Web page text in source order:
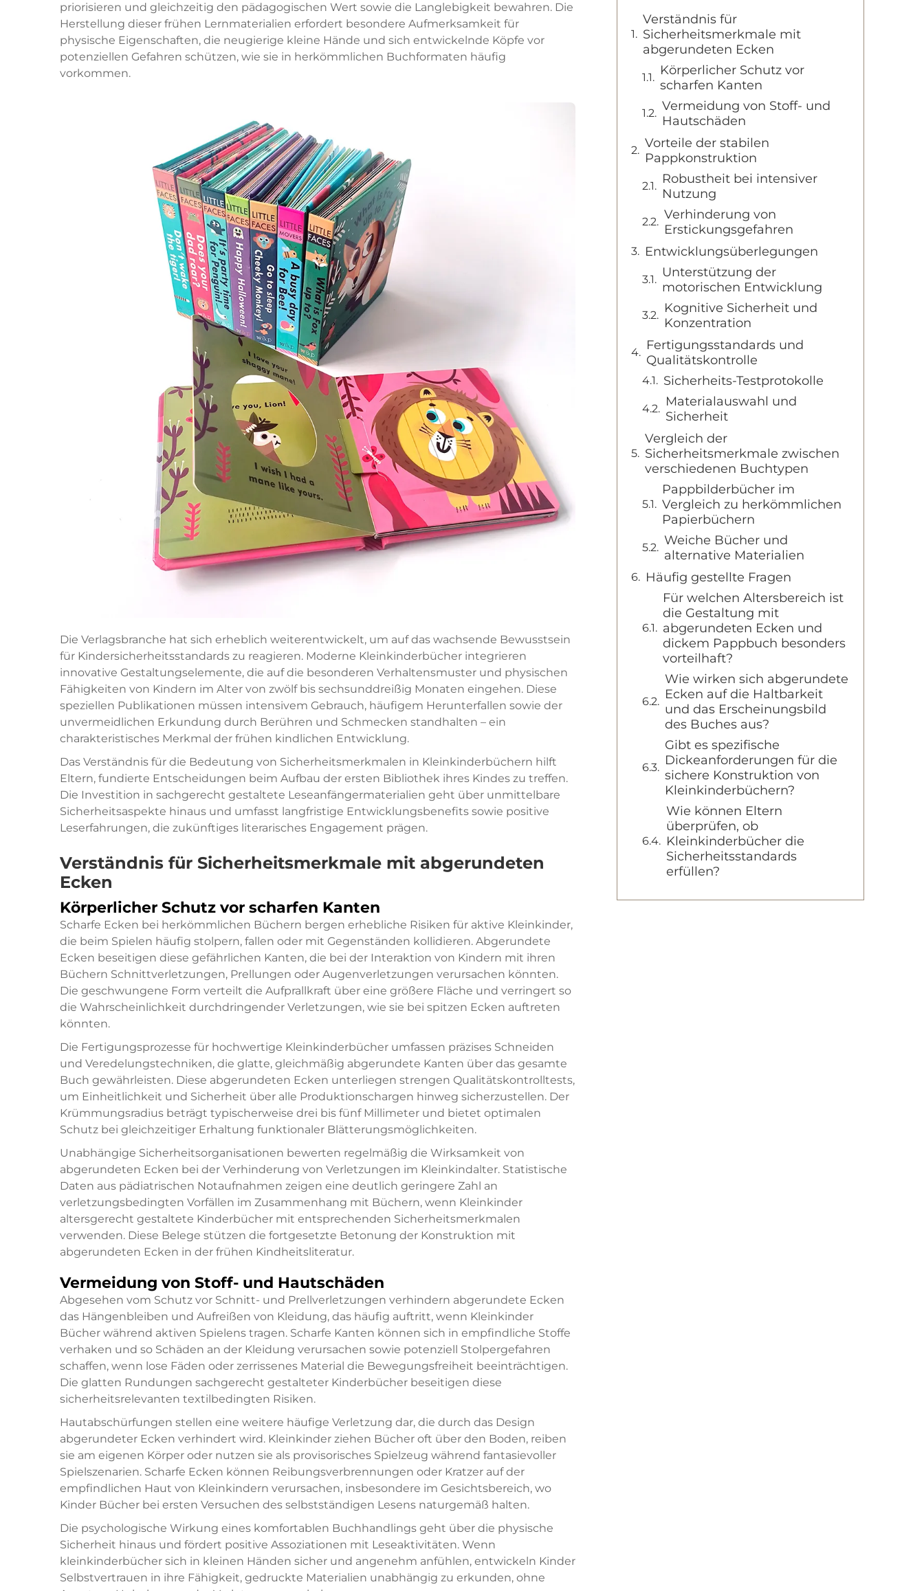
priorisieren und gleichzeitig den pädagogischen Wert sowie die Langlebigkeit bewahren. Die
Herstellung dieser frühen Lernmaterialien erfordert besondere Aufmerksamkeit für
physische Eigenschaften, die neugierige kleine Hände und sich entwickelnde Köpfe vor
potenziellen Gefahren schützen, wie sie in herkömmlichen Buchformaten häufig
vorkommen.
Die Verlagsbranche hat sich erheblich weiterentwickelt, um auf das wachsende Bewusstsein
für Kindersicherheitsstandards zu reagieren. Moderne Kleinkinderbücher integrieren
innovative Gestaltungselemente, die auf die besonderen Verhaltensmuster und physischen
Fähigkeiten von Kindern im Alter von zwölf bis sechsunddreißig Monaten eingehen. Diese
speziellen Publikationen müssen intensivem Gebrauch, häufigem Herunterfallen sowie der
unvermeidlichen Erkundung durch Berühren und Schmecken standhalten – ein
charakteristisches Merkmal der frühen kindlichen Entwicklung.
Das Verständnis für die Bedeutung von Sicherheitsmerkmalen in Kleinkinderbüchern hilft
Eltern, fundierte Entscheidungen beim Aufbau der ersten Bibliothek ihres Kindes zu treffen.
Die Investition in sachgerecht gestaltete Leseanfängermaterialien geht über unmittelbare
Sicherheitsaspekte hinaus und umfasst langfristige Entwicklungsbenefits sowie positive
Leserfahrungen, die zukünftiges literarisches Engagement prägen.
Verständnis für Sicherheitsmerkmale mit abgerundeten
Ecken
Körperlicher Schutz vor scharfen Kanten
Scharfe Ecken bei herkömmlichen Büchern bergen erhebliche Risiken für aktive Kleinkinder,
die beim Spielen häufig stolpern, fallen oder mit Gegenständen kollidieren. Abgerundete
Ecken beseitigen diese gefährlichen Kanten, die bei der Interaktion von Kindern mit ihren
Büchern Schnittverletzungen, Prellungen oder Augenverletzungen verursachen könnten.
Die geschwungene Form verteilt die Aufprallkraft über eine größere Fläche und verringert so
die Wahrscheinlichkeit durchdringender Verletzungen, wie sie bei spitzen Ecken auftreten
könnten.
Die Fertigungsprozesse für hochwertige Kleinkinderbücher umfassen präzises Schneiden
und Veredelungstechniken, die glatte, gleichmäßig abgerundete Kanten über das gesamte
Buch gewährleisten. Diese abgerundeten Ecken unterliegen strengen Qualitätskontrolltests,
um Einheitlichkeit und Sicherheit über alle Produktionschargen hinweg sicherzustellen. Der
Krümmungsradius beträgt typischerweise drei bis fünf Millimeter und bietet optimalen
Schutz bei gleichzeitiger Erhaltung funktionaler Blätterungsmöglichkeiten.
Unabhängige Sicherheitsorganisationen bewerten regelmäßig die Wirksamkeit von
abgerundeten Ecken bei der Verhinderung von Verletzungen im Kleinkindalter. Statistische
Daten aus pädiatrischen Notaufnahmen zeigen eine deutlich geringere Zahl an
verletzungsbedingten Vorfällen im Zusammenhang mit Büchern, wenn Kleinkinder
altersgerecht gestaltete Kinderbücher mit entsprechenden Sicherheitsmerkmalen
verwenden. Diese Belege stützen die fortgesetzte Betonung der Konstruktion mit
abgerundeten Ecken in der frühen Kindheitsliteratur.
Vermeidung von Stoff- und Hautschäden
Abgesehen vom Schutz vor Schnitt- und Prellverletzungen verhindern abgerundete Ecken
das Hängenbleiben und Aufreißen von Kleidung, das häufig auftritt, wenn Kleinkinder
Bücher während aktiven Spielens tragen. Scharfe Kanten können sich in empfindliche Stoffe
verhaken und so Schäden an der Kleidung verursachen sowie potenziell Stolpergefahren
schaffen, wenn lose Fäden oder zerrissenes Material die Bewegungsfreiheit beeinträchtigen.
Die glatten Rundungen sachgerecht gestalteter Kinderbücher beseitigen diese
sicherheitsrelevanten textilbedingten Risiken.
Hautabschürfungen stellen eine weitere häufige Verletzung dar, die durch das Design
abgerundeter Ecken verhindert wird. Kleinkinder ziehen Bücher oft über den Boden, reiben
sie am eigenen Körper oder nutzen sie als provisorisches Spielzeug während fantasievoller
Spielszenarien. Scharfe Ecken können Reibungsverbrennungen oder Kratzer auf der
empfindlichen Haut von Kleinkindern verursachen, insbesondere im Gesichtsbereich, wo
Kinder Bücher bei ersten Versuchen des selbstständigen Lesens naturgemäß halten.
Die psychologische Wirkung eines komfortablen Buchhandlings geht über die physische
Sicherheit hinaus und fördert positive Assoziationen mit Leseaktivitäten. Wenn
kleinkinderbücher sich in kleinen Händen sicher und angenehm anfühlen, entwickeln Kinder
Selbstvertrauen in ihre Fähigkeit, gedruckte Materialien unabhängig zu erkunden, ohne
Verständnis für
Sicherheitsmerkmale mit
abgerundeten Ecken
Körperlicher Schutz vor
scharfen Kanten
Vermeidung von Stoff- und
Hautschäden
Vorteile der stabilen
Pappkonstruktion
Robustheit bei intensiver
Nutzung
Verhinderung von
Erstickungsgefahren
Entwicklungsüberlegungen
Unterstützung der
motorischen Entwicklung
Kognitive Sicherheit und
Konzentration
Fertigungsstandards und
Qualitätskontrolle
Sicherheits-Testprotokolle
Materialauswahl und
Sicherheit
Vergleich der
Sicherheitsmerkmale zwischen
verschiedenen Buchtypen
Pappbilderbücher im
Vergleich zu herkömmlichen
Papierbüchern
Weiche Bücher und
alternative Materialien
Häufig gestellte Fragen
Für welchen Altersbereich ist
die Gestaltung mit
abgerundeten Ecken und
dickem Pappbuch besonders
vorteilhaft?
Wie wirken sich abgerundete
Ecken auf die Haltbarkeit
und das Erscheinungsbild
des Buches aus?
Gibt es spezifische
Dickeanforderungen für die
sichere Konstruktion von
Kleinkinderbüchern?
Wie können Eltern
überprüfen, ob
Kleinkinderbücher die
Sicherheitsstandards
erfüllen?